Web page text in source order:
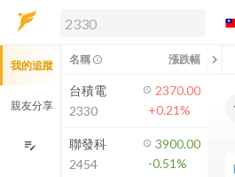
解鎖即時行情及進階功能
方案」，即可解鎖以下功能：
即時行情
即時市況與排行
成交金額熱力圖
前往方案訂閱
我的追蹤
親友分享
edit_note
名稱 info_outline 漲跌幅 chevron_left
台積電
2330
2370.00
+0.21%
聯發科
2454
3900.00
-0.51%